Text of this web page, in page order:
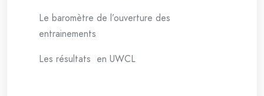
Le baromètre de l’ouverture des
entrainements
Les résultats en UWCL